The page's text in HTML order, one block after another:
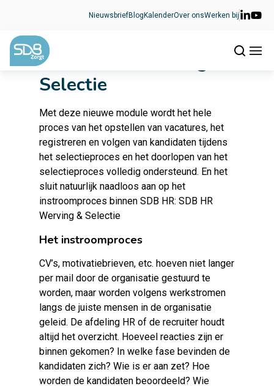
NieuwsbriefBlog KalenderOver onsWerken bij
Nieuw: HR Werving &
Selectie
Met deze nieuwe module wordt het hele
proces van het opstellen van vacatures, het
registreren en volgen van kandidaten tijdens
het selectieproces en het doorlopen van het
selectieproces volledig ondersteund. En het
sluit natuurlijk naadloos aan op het
instroomproces binnen SDB HR: SDB HR
Werving & Selectie
Het instroomproces
CV’s, motivatiebrieven, etc. hoeven niet langer
per mail door de organisatie gestuurd te
worden, maar worden volgens werkstromen
langs de juiste mensen in de organisatie
geleid. De afdeling HR of de recruiter houdt
altijd het overzicht. Hoeveel reacties zijn er
binnen gekomen? In welke fase bevinden de
kandidaten zich? Wie is er aan zet? Hoe
worden de kandidaten beoordeeld? Wie